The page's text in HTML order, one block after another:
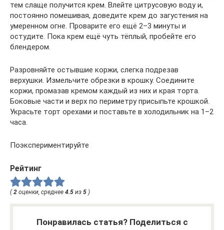
тем слаще получится крем. Влейте цитрусовую воду и,
постоянно помешивая, доведите крем до загустения на
умеренном огне. Проварите его ещё 2–3 минуты и
остудите. Пока крем ещё чуть тёплый, пробейте его
блендером.
Разровняйте остывшие коржи, слегка подрезав
верхушки. Измельчите обрезки в крошку. Соедините
коржи, промазав кремом каждый из них и края торта.
Боковые части и верх по периметру присыпьте крошкой.
Украсьте торт орехами и поставьте в холодильник на 1–2
часа.
Поэкспериментируйте
Рейтинг
( 2 оценки, среднее 4.5 из 5 )
Понравилась статья? Поделиться с